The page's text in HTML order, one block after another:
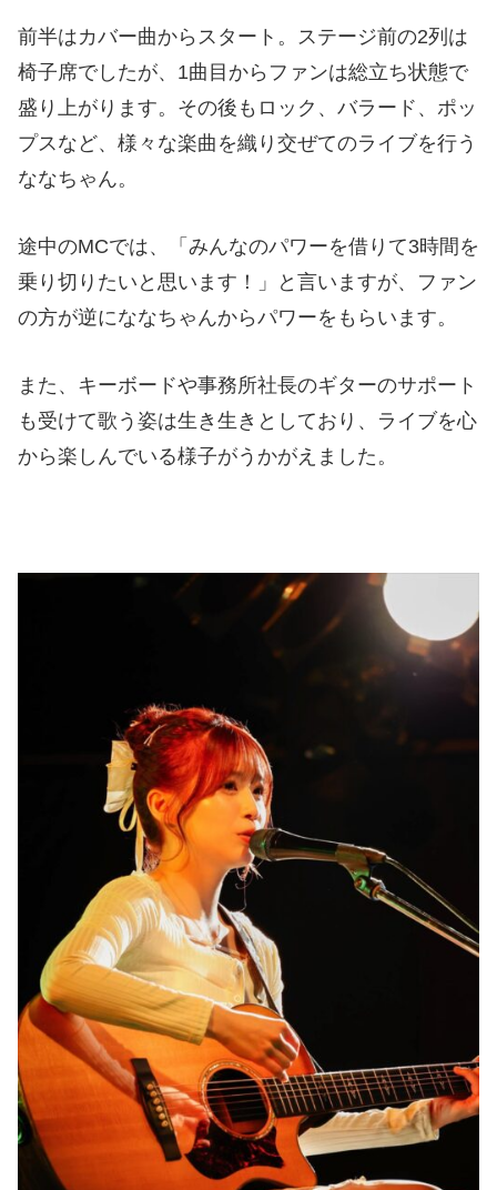
前半はカバー曲からスタート。ステージ前の2列は
椅子席でしたが、1曲目からファンは総立ち状態で
盛り上がります。その後もロック、バラード、ポッ
プスなど、様々な楽曲を織り交ぜてのライブを行う
ななちゃん。
途中のMCでは、「みんなのパワーを借りて3時間を
乗り切りたいと思います！」と言いますが、ファン
の方が逆にななちゃんからパワーをもらいます。
また、キーボードや事務所社長のギターのサポート
も受けて歌う姿は生き生きとしており、ライブを心
から楽しんでいる様子がうかがえました。